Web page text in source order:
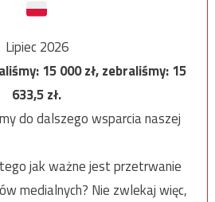
Lipiec 2026
15 000zł, zebraliśmy:15
633,5zł.
do dalszego wsparcia naszej
jak ważne jest przetrwanie
medialnych? Nie zwlekaj więc,